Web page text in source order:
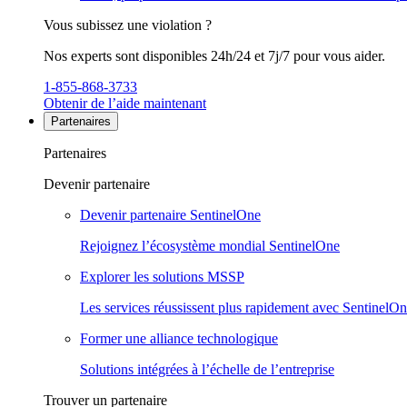
Vous subissez une violation ?
Nos experts sont disponibles 24h/24 et 7j/7 pour vous aider.
1-855-868-3733
Obtenir de l’aide maintenant
Partenaires
Partenaires
Devenir partenaire
Devenir partenaire SentinelOne
Rejoignez l’écosystème mondial SentinelOne
Explorer les solutions MSSP
Les services réussissent plus rapidement avec
Former une alliance technologique
Solutions intégrées à l’échelle de l’entreprise
Trouver un partenaire